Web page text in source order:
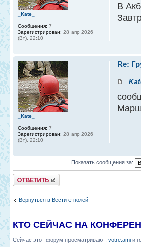
В
_Kate_
Сообщения: 7
Зарегистрирован: 28 апр 2026
(Вт), 22:10
Re:
_Kate_
Сообщения: 7
Зарегистрирован: 28 апр 2026
(Вт), 22:10
Показать сообщения за:
Ответить
Вернуться в Вести с полей
КТО СЕЙЧАС НА
Сейчас этот форум просматривают: votre.ami и